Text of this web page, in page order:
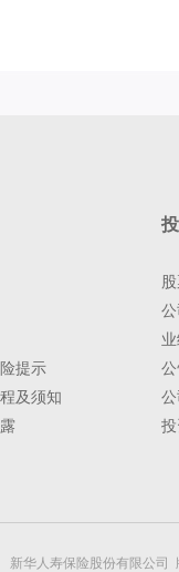
提示
及须知
新华人寿保险股份有限公